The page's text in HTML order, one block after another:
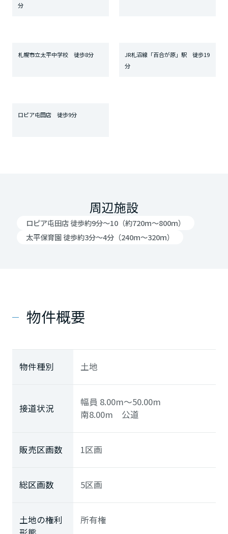
分
札幌市立太平中学校 徒歩8分
JR札沼線「百合が原」駅 徒歩19
分
ロピア屯田店 徒歩9分
周辺施設
ロピア屯田店 徒歩約9分～10（約720ｍ～800ｍ）
太平保育園 徒歩約3分～4分（240ｍ～320ｍ）
物件概要
物件種別 土地
接道状況
幅員 8.00m～50.00m
南8.00m 公道
販売区画数 1区画
総区画数 5区画
土地の権利
所有権